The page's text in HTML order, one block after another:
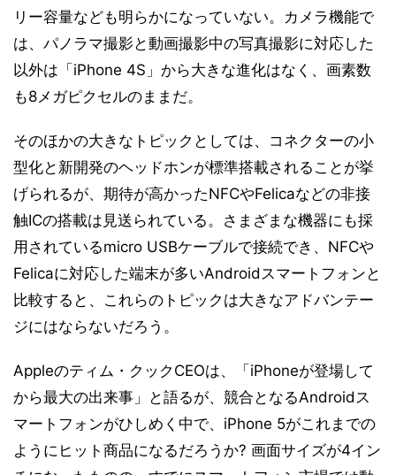
リー容量なども明らかになっていない。カメラ機能で
は、パノラマ撮影と動画撮影中の写真撮影に対応した
以外は「iPhone 4S」から大きな進化はなく、画素数
も8メガピクセルのままだ。
そのほかの大きなトピックとしては、コネクターの小
型化と新開発のヘッドホンが標準搭載されることが挙
げられるが、期待が高かったNFCやFelicaなどの非接
触ICの搭載は見送られている。さまざまな機器にも採
用されているmicro USBケーブルで接続でき、NFCや
Felicaに対応した端末が多いAndroidスマートフォンと
比較すると、これらのトピックは大きなアドバンテー
ジにはならないだろう。
Appleのティム・クックCEOは、「iPhoneが登場して
から最大の出来事」と語るが、競合となるAndroidス
マートフォンがひしめく中で、iPhone 5がこれまでの
ようにヒット商品になるだろうか? 画面サイズが4イン